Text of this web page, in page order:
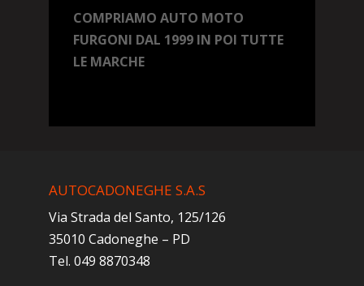
COMPRIAMO AUTO MOTO
FURGONI DAL 1999 IN POI TUTTE
LE MARCHE
AUTOCADONEGHE S.A.S
Via Strada del Santo, 125/126
35010 Cadoneghe – PD
Tel. 049 8870348